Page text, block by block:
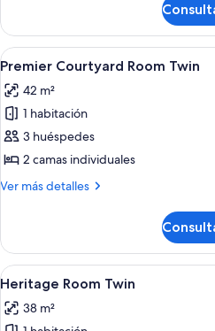
-
Heritage
Room
(incl
$100
SGD
dining
credit)
the
Good
Life
Heritage
Room
(incl
$100
dining
Abrir
todas
las
fotos
de
Premier
Courtyard
6
Premier Courtyard Room Twin
42 m²
1 habitación
3 huéspedes
2 camas individuales
Ver más detalles
Más
Courtyard
Room
Twin
Abrir
todas
las
8
Heritage Room Twin
38 m²